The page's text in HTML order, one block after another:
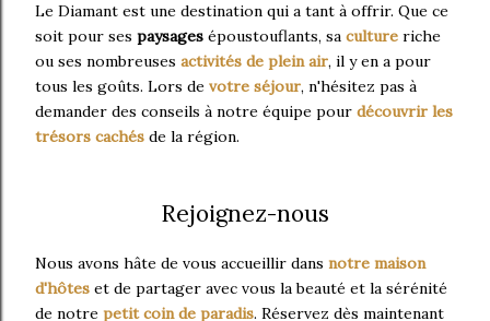
Le Diamant est une destination qui a tant à offrir. Que ce
soit pour ses paysages époustouflants, sa culture riche
ou ses nombreuses activités de plein air, il y en a pour
tous les goûts. Lors de votre séjour, n'hésitez pas à
demander des conseils à notre équipe pour découvrir les
trésors cachés de la région.
Rejoignez-nous
Nous avons hâte de vous accueillir dans notre maison
d'hôtes et de partager avec vous la beauté et la sérénité
de notre petit coin de paradis. Réservez dès maintenant